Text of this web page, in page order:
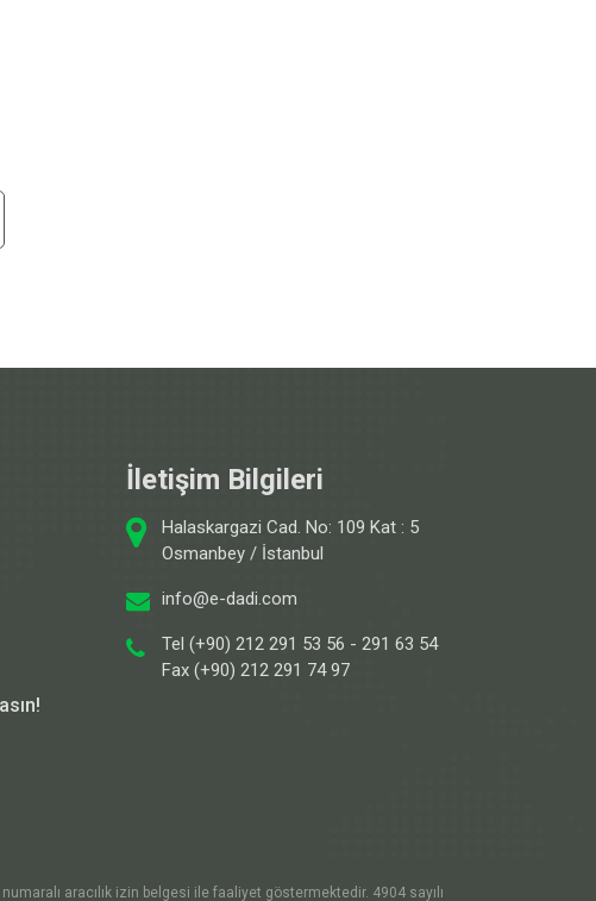
İletişim Bilgileri
Halaskargazi Cad. No: 109 Kat : 5
Osmanbey / İstanbul
info@e-dadi.com
Tel (+90) 212 291 53 56 - 291 63 54
Fax (+90) 212 291 74 97
aracılık izin belgesi ile faaliyet göstermektedir. 4904 sayılı